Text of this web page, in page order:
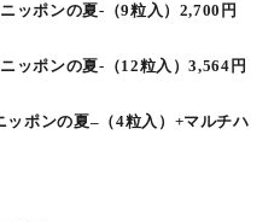
ッポンの夏-（9粒入）2,700円
ッポンの夏-（12粒入）3,564円
ポンの夏–（4粒入）+マルチハ